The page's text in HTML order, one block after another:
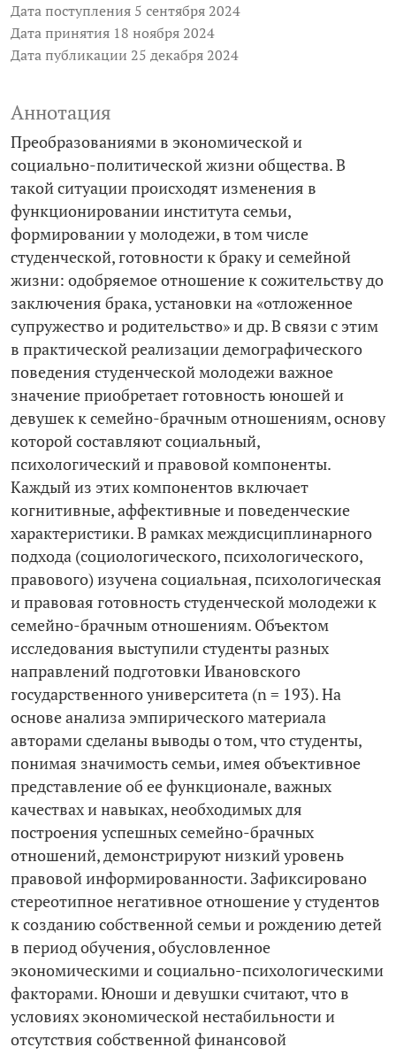
Дата поступления 5 сентября 2024
Дата принятия 18 ноября 2024
Дата публикации 25 декабря 2024
Аннотация
Преобразованиями в экономической и
социально-­политической жизни общества. В
такой ситуации происходят изменения в
функционировании института семьи,
формировании у молодежи, в том числе
студенческой, готовности к браку и семейной
жизни: одобряемое отношение к сожительству до
заключения брака, установки на «отложенное
супружество и родительство» и др. В связи с этим
в практической реализации демографического
поведения студенческой молодежи важное
значение приобретает готовность юношей и
девушек к семейно-­брачным отношениям, основу
которой составляют социальный,
психологический и правовой компоненты.
Каждый из этих компонентов включает
когнитивные, аффективные и поведенческие
характеристики. В рамках междисциплинарного
подхода (социологического, психологического,
правового) изучена социальная, психологическая
и правовая готовность студенческой молодежи к
семейно-­брачным отношениям. Объектом
исследования выступили студенты разных
направлений подготовки Ивановского
государственного университета (n = 193). На
основе анализа эмпирического материала
авторами сделаны выводы о том, что студенты,
понимая значимость семьи, имея объективное
представление об ее функционале, важных
качествах и навыках, необходимых для
построения успешных семейно-­брачных
отношений, демонстрируют низкий уровень
правовой информированности. Зафиксировано
стереотипное негативное отношение у студентов
к созданию собственной семьи и рождению детей
в период обучения, обусловленное
экономическими и социально-­психологическими
факторами. Юноши и девушки считают, что в
условиях экономической нестабильности и
отсутствия собственной финансовой